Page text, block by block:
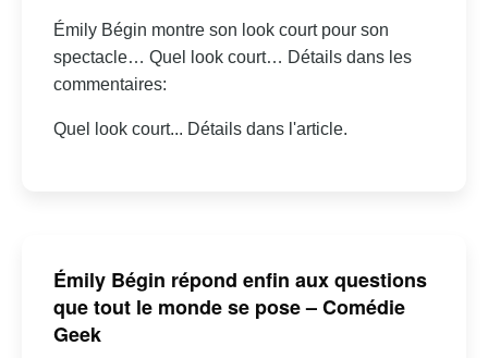
Émily Bégin montre son look court pour son
spectacle… Quel look court… Détails dans les
commentaires:
Quel look court... Détails dans l'article.
Émily Bégin répond enfin aux questions
que tout le monde se pose – Comédie
Geek